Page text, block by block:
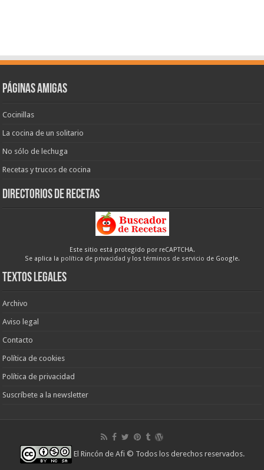
Páginas amigas
Cocinillas
La cocina de un solitario
No sólo de lechuga
Recetas y trucos de cocina
Directorios de recetas
Este sitio está protegido por reCAPTCHA.
Se aplica la política de privacidad y los términos de servicio de Google.
Textos legales
Archivo
Aviso legal
Contacto
Política de cookies
Política de privacidad
Suscríbete a la newsletter
El Rincón de Afi © Todos los derechos reservados.